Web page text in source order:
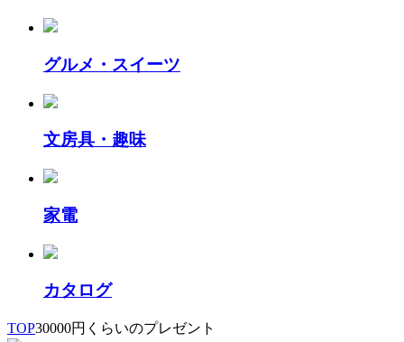
グルメ・スイーツ
文房具・趣味
家電
カタログ
TOP30000円くらいのプレゼント